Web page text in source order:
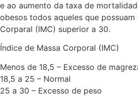
e ao aumento da taxa de
obesos todos aqueles que possuam
Corparal (IMC) superior a 30.
Índice de Massa Corporal (IMC)
Menos de 18,5 – Excesso de
18,5 a 25 – Normal
25 a 30 – Excesso de peso